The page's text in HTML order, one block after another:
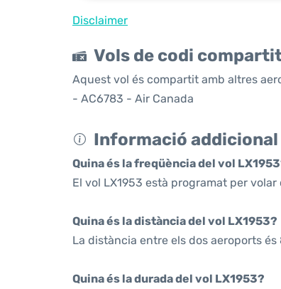
Disclaimer
Vols de codi
Aquest vol és compartit amb altres
- AC6783 - Air Canada
Informació addicional
Quina és la freqüència del vol
El vol LX1953 està programat per
Quina és la distància del vol LX1953?
La distància entre els dos aeroports
Quina és la durada del vol LX1953?